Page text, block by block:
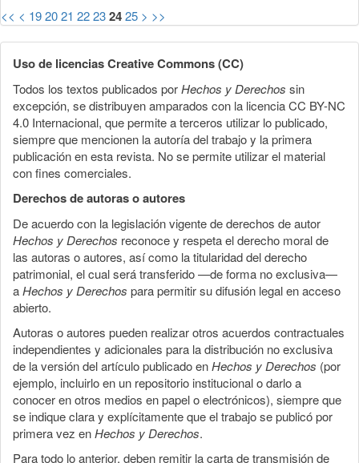
<< < 192021 22232425 > >>
Uso de licencias Creative Commons (CC)
Todos los textos publicados porHechos y Derechos sin
excepción, se distribuyen amparados con la licencia CC BY-NC
4.0 Internacional, que permite a terceros utilizar lo publicado,
siempre que mencionen la autoría del trabajo y la primera
publicación en esta revista. No se permite utilizar el material
con fines comerciales.
Derechos de autoras o autores
De acuerdo con la legislación vigente de derechos de autor
Hechos y Derechos reconoce y respeta el derecho moral de
las autoras o autores, así como la titularidad del derecho
patrimonial, el cual será transferido —de forma no exclusiva—
aHechos y Derechos para permitir su difusión legal en acceso
abierto.
Autoras o autores pueden realizar otros acuerdos contractuales
independientes y adicionales para la distribución no exclusiva
de la versión del artículo publicado enHechos y Derechos (por
ejemplo, incluirlo en un repositorio institucional o darlo a
conocer en otros medios en papel o electrónicos), siempre que
se indique clara y explícitamente que el trabajo se publicó por
primera vez enHechos y Derechos.
Para todo lo anterior, deben remitir la carta de transmisión de